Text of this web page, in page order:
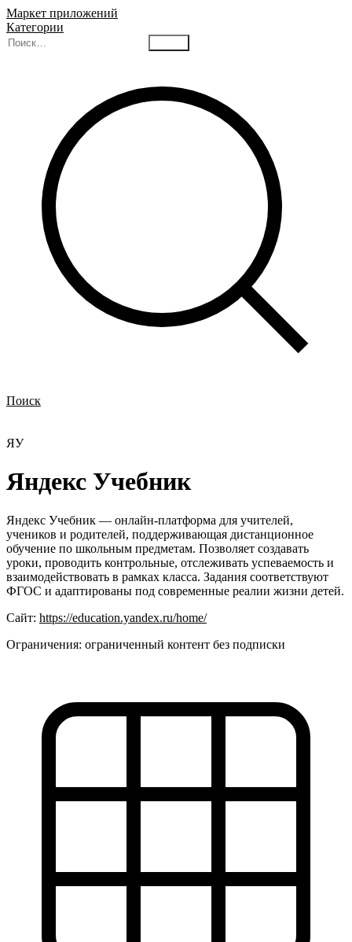
Маркет приложений
Категории
Поиск
ЯУ
Яндекс Учебник
Яндекс Учебник — онлайн-платформа для учителей,
учеников и родителей, поддерживающая дистанционное
обучение по школьным предметам. Позволяет создавать
уроки, проводить контрольные, отслеживать успеваемость и
взаимодействовать в рамках класса. Задания соответствуют
ФГОС и адаптированы под современные реалии жизни детей.
Сайт: https://education.yandex.ru/home/
Ограничения: ограниченный контент без подписки